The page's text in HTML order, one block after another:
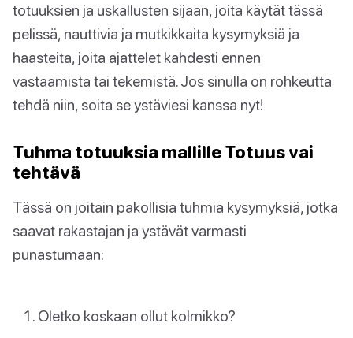
totuuksien ja uskallusten sijaan, joita käytät tässä
pelissä, nauttivia ja mutkikkaita kysymyksiä ja
haasteita, joita ajattelet kahdesti ennen
vastaamista tai tekemistä. Jos sinulla on rohkeutta
tehdä niin, soita se ystäviesi kanssa nyt!
Tuhma totuuksia mallille Totuus vai
tehtävä
Tässä on joitain pakollisia tuhmia kysymyksiä, jotka
saavat rakastajan ja ystävät varmasti
punastumaan:
Oletko koskaan ollut kolmikko?